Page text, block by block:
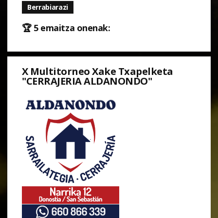
Berrabiarazi
🏆 5 emaitza onenak:
X Multitorneo Xake Txapelketa
"CERRAJERIA ALDANONDO"